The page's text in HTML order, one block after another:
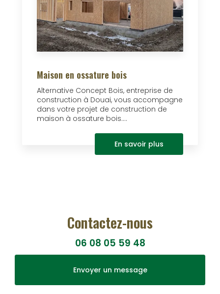
Maison en ossature bois
Alternative Concept Bois, entreprise de
construction à Douai, vous accompagne
dans votre projet de construction de
maison à ossature bois....
En savoir plus
Contactez-nous
06 08 05 59 48
Envoyer un message